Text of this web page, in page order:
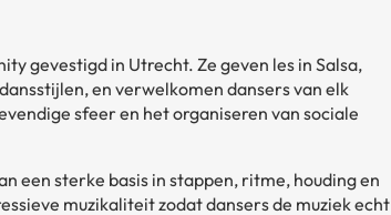
gevestigd in Utrecht. Ze geven les in Salsa,
en verwelkomen dansers van elk
sfeer en het organiseren van sociale
een sterke basis in stappen, ritme, houding en
muzikaliteit zodat dansers de muziek echt